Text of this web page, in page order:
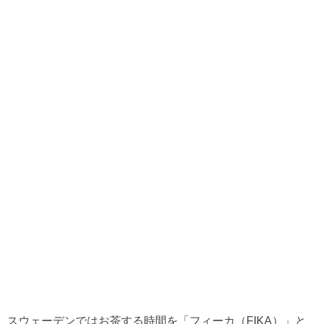
スウェーデンではお茶する時間を「フィーカ（FIKA）」と